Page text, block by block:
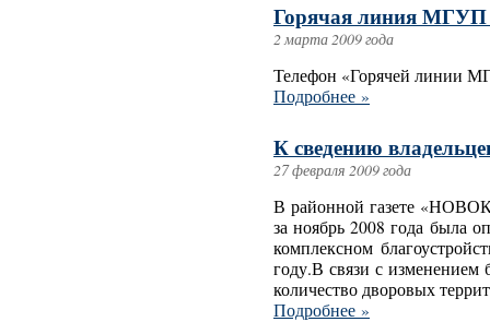
Горячая линия
2 марта 2009 года
Телефон «Горячей линии
Подробнее »
К сведению
27 февраля 2009 года
В районной газете
за ноябрь 2008 года была
комплексном
году.В связи с
количество дворовых
Подробнее »